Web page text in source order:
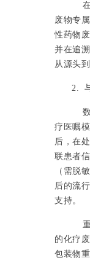
废物专
性药物
并在追
从源头
2.
疗医嘱
后，在
联患者
（需脱
后的流
支持。
的化疗
包装物